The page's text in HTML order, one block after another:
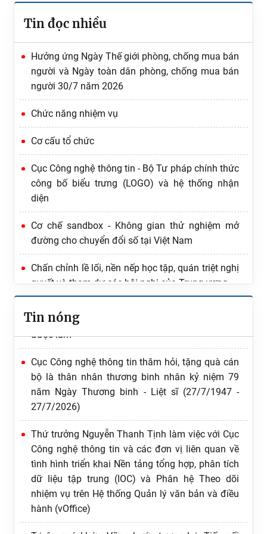
Tin đọc nhiều
Hưởng ứng Ngày Thế giới phòng, chống mua bán
người và Ngày toàn dân phòng, chống mua bán
người 30/7 năm 2026
Chức năng nhiệm vụ
Cơ cấu tổ chức
Cục Công nghệ thông tin - Bộ Tư pháp chính thức
công bố biểu trưng (LOGO) và hệ thống nhận
diện
Cơ chế sandbox - Không gian thử nghiệm mở
đường cho chuyển đổi số tại Việt Nam
Chấn chỉnh lề lối, nền nếp học tập, quán triệt nghị
quyết và tham dự các hội nghị của Trung ương
Tin nóng
Ứng dụng AI phục vụ việc xây dựng và tổ chức thi
Tăng cường quán triệt, thực hiện nghiêm Quy
Cục Công nghệ thông tin thăm hỏi, tặng quà cán
bộ là thân nhân thương binh nhân kỷ niệm 79
năm Ngày Thương binh - Liệt sĩ (27/7/1947 -
27/7/2026)
Thứ trưởng Nguyễn Thanh Tịnh làm việc với Cục
Công nghệ thông tin và các đơn vị liên quan về
tình hình triển khai Nền tảng tổng hợp, phân tích
dữ liệu tập trung (IOC) và Phân hệ Theo dõi
nhiệm vụ trên Hệ thống Quản lý văn bản và điều
hành (vOffice)
Tri ân quá khứ - Vững bước tương lai: Tiếp nối
truyền thống “Uống nước nhớ nguồn”, chăm lo